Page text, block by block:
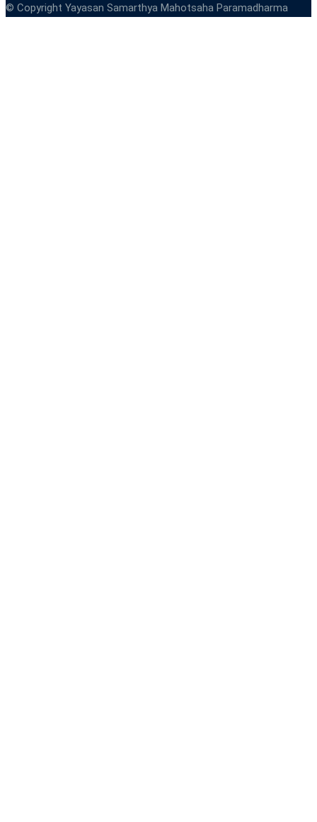
© Copyright Yayasan Samarthya Mahotsaha Paramadharma